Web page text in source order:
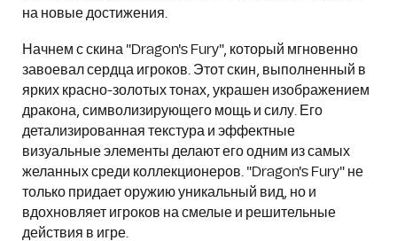
на новые достижения.
Начнем с скина "Dragon's Fury", который мгновенно
завоевал сердца игроков. Этот скин, выполненный в
ярких красно-золотых тонах, украшен изображением
дракона, символизирующего мощь и силу. Его
детализированная текстура и эффектные
визуальные элементы делают его одним из самых
желанных среди коллекционеров. "Dragon's Fury" не
только придает оружию уникальный вид, но и
вдохновляет игроков на смелые и решительные
действия в игре.